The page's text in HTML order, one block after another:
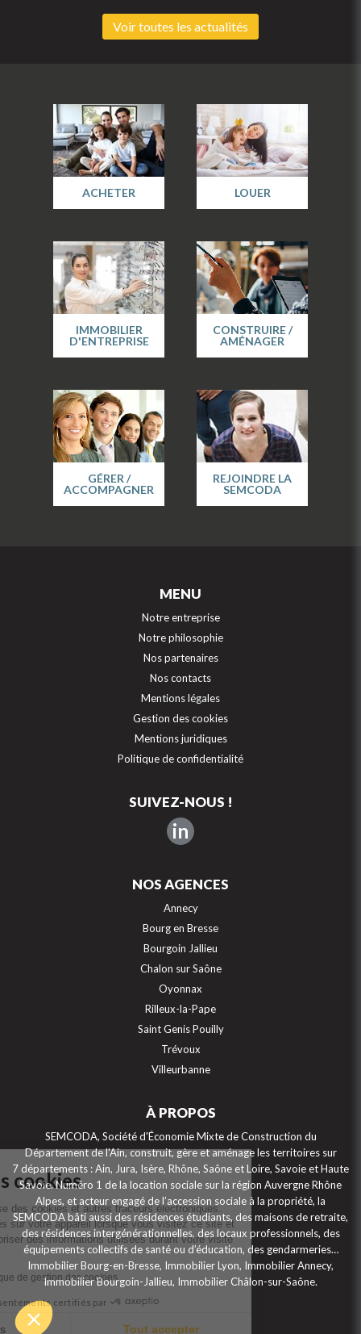
Voir toutes les actualités
ACHETER LOUER
IMMOBILIER
D'ENTREPRISE
CONSTRUIRE /
AMÉNAGER
GÉRER /
ACCOMPAGNER
REJOINDRE LA
SEMCODA
MENU
Notre entreprise
Notre philosophie
Nos partenaires
Nos contacts
Mentions légales
Gestion des cookies
Mentions juridiques
Politique de confidentialité
SUIVEZ-NOUS !
in
NOS AGENCES
Annecy
Bourg en Bresse
Bourgoin Jallieu
Chalon sur Saône
Oyonnax
Rilleux-la-Pape
Saint Genis Pouilly
Trévoux
Villeurbanne
À PROPOS
SEMCODA, Société d'Économie Mixte de Construction du
Département de l'Ain, construit, gère et aménage les territoires sur
7 départements : Ain, Jura, Isère, Rhône, Saône et Loire, Savoie et Haute
Savoie. Numéro 1 de la location sociale sur la région Auvergne Rhône
Alpes, et acteur engagé de l’accession sociale à la propriété, la
SEMCODA bâti aussi des résidences étudiants, des maisons de retraite,
des résidences intergénérationnelles, des locaux professionnels, des
équipements collectifs de santé ou d’éducation, des gendarmeries…
Immobilier Bourg-en-Bresse, Immobilier Lyon, Immobilier Annecy,
Immobilier Bourgoin-Jallieu, Immobilier Châlon-sur-Saône.
Continuer sans accepter
Gestion des cookies
Ce site internet utilise des cookies et autres traceurs électroniques.
Ceux-ci sont installés sur votre appareil lorsque vous visitez ce site et
permettent de mémoriser des informations utilisées durant votre visite
de ce site.
Consulter notre politique de gestion des cookies
Consentements certifiés par